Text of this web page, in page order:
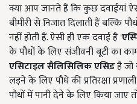
क्या आप जानते हैं कि कुछ दवाईयां
बीमीरी से निजात दिलाती हैं बल्कि
नहीं होती हैं. ऐसी ही एक दवाई है '
के पौधों के लिए संजीवनी बूटी का
एसिटाइल सैलिसिलिकएसिडहै जो
लड़ने के लिए पौधे की प्रतिरक्षा
पौधों में पानी देने के लिए किया जाए